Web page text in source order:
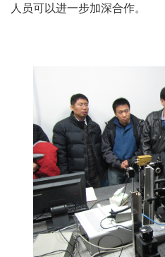
人员可以进一步加深合作。